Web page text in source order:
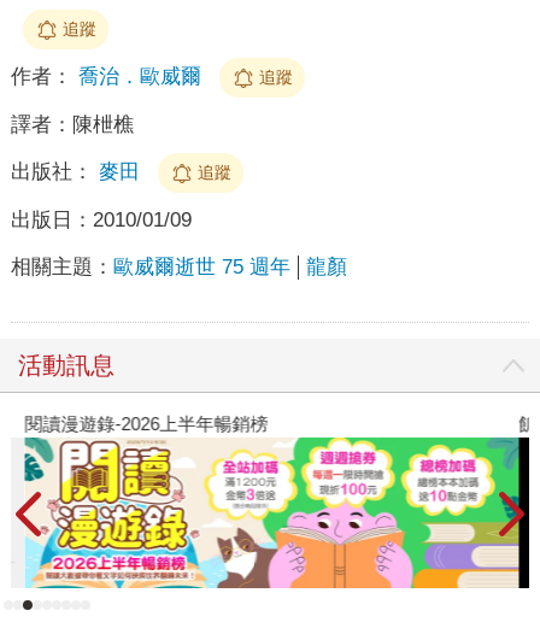
追蹤
作者： 喬治．歐威爾 追蹤
譯者： 陳枻樵
出版社： 麥田 追蹤
出版日： 2010/01/09
相關主題： 歐威爾逝世 75 週年 龍顏
活動訊息
閱讀漫遊錄-2026上半年暢銷榜 飢